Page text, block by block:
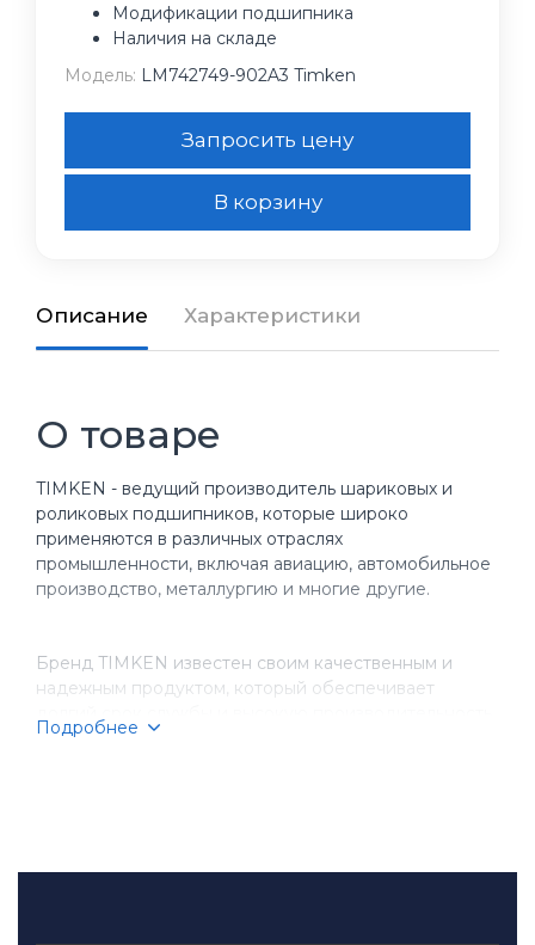
Модификации подшипника
Наличия на складе
Модель: LM742749-902A3 Timken
Запросить цену
В корзину
Описание Характеристики
О товаре
TIMKEN - ведущий производитель шариковых и
роликовых подшипников, которые широко
применяются в различных отраслях
промышленности, включая авиацию, автомобильное
производство, металлургию и многие другие.
Бренд TIMKEN известен своим качественным и
надежным продуктом, который обеспечивает
оборудования. Компания имеет более чем
Подробнее